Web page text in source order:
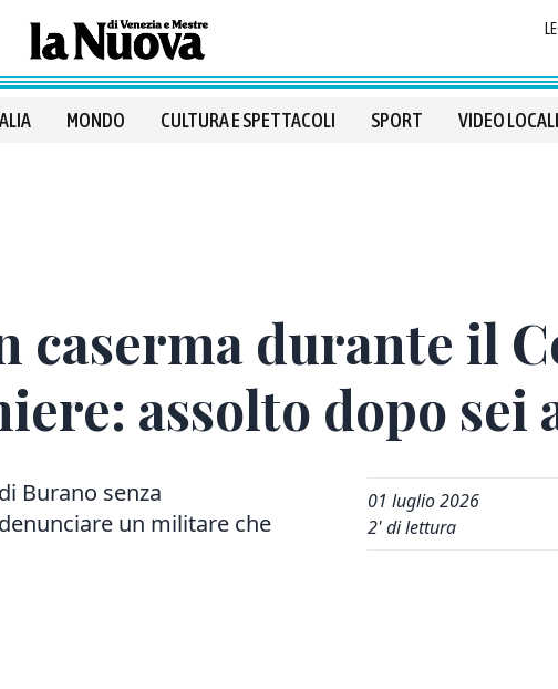
MONDO CULTURA E SPETTACOLI SPORT VIDEO LOCALI
caserma durante il
assolto dopo sei
Burano senza
un militare che
01 luglio 2026
2' di lettura